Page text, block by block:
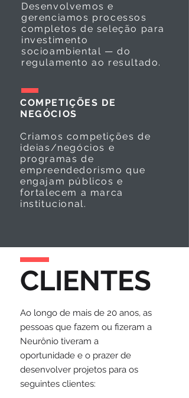
Desenvolvemos e
gerenciamos processos
completos de seleção para
investimento
socioambiental — do
regulamento ao resultado.
COMPETIÇÕES DE
NEGÓCIOS
Criamos competições de
ideias/negócios e
programas de
empreendedorismo que
engajam públicos e
fortalecem a marca
institucional.
CLIENTES
Ao longo de mais de 20 anos, as
pessoas que fazem ou fizeram a
Neurônio tiveram a
oportunidade e o prazer de
desenvolver projetos para os
seguintes clientes: